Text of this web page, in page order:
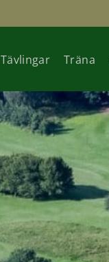
Tävlingar Träna